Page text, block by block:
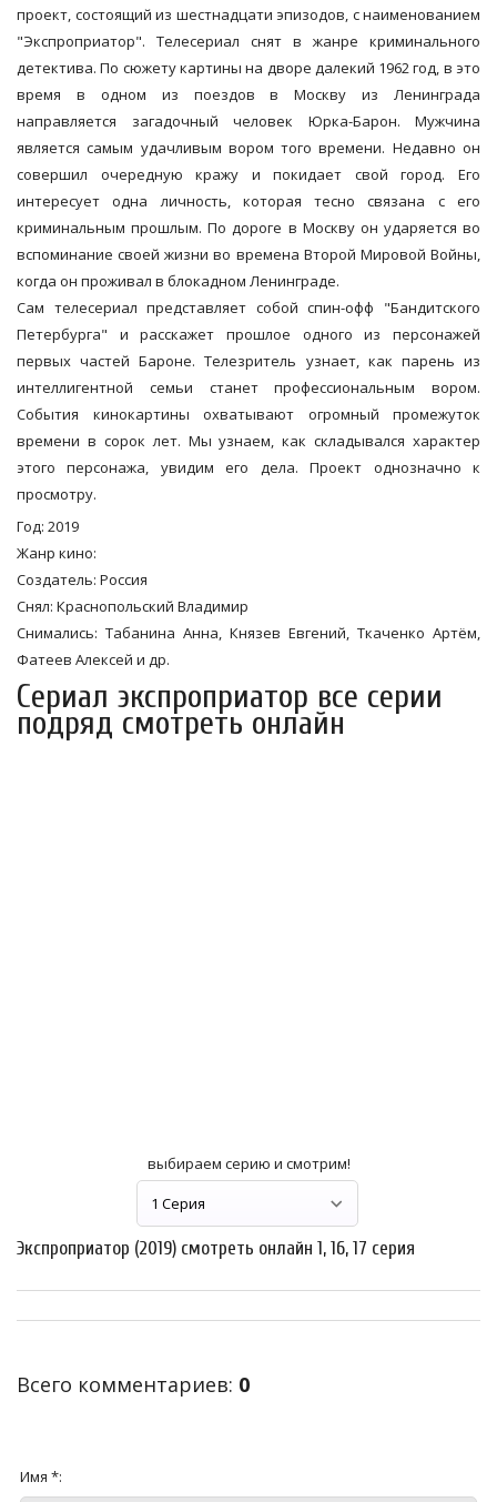
проект, состоящий из шестнадцати эпизодов, с наименованием
"Экспроприатор". Телесериал снят в жанре криминального
детектива. По сюжету картины на дворе далекий 1962 год, в это
время в одном из поездов в Москву из Ленинграда
направляется загадочный человек Юрка-Барон. Мужчина
является самым удачливым вором того времени. Недавно он
совершил очередную кражу и покидает свой город. Его
интересует одна личность, которая тесно связана с его
криминальным прошлым. По дороге в Москву он ударяется во
вспоминание своей жизни во времена Второй Мировой Войны,
когда он проживал в блокадном Ленинграде.
Сам телесериал представляет собой спин-офф "Бандитского
Петербурга" и расскажет прошлое одного из персонажей
первых частей Бароне. Телезритель узнает, как парень из
интеллигентной семьи станет профессиональным вором.
События кинокартины охватывают огромный промежуток
времени в сорок лет. Мы узнаем, как складывался характер
этого персонажа, увидим его дела. Проект однозначно к
просмотру.
Год: 2019
Жанр кино:
Создатель: Россия
Снял: Краснопольский Владимир
Снимались: Табанина Анна, Князев Евгений, Ткаченко Артём,
Фатеев Алексей и др.
Сериал экспроприатор все серии
подряд смотреть онлайн
выбираем серию и смотрим!
Экспроприатор (2019) смотреть онлайн 1, 16, 17 серия
Всего комментариев: 0
Имя *: